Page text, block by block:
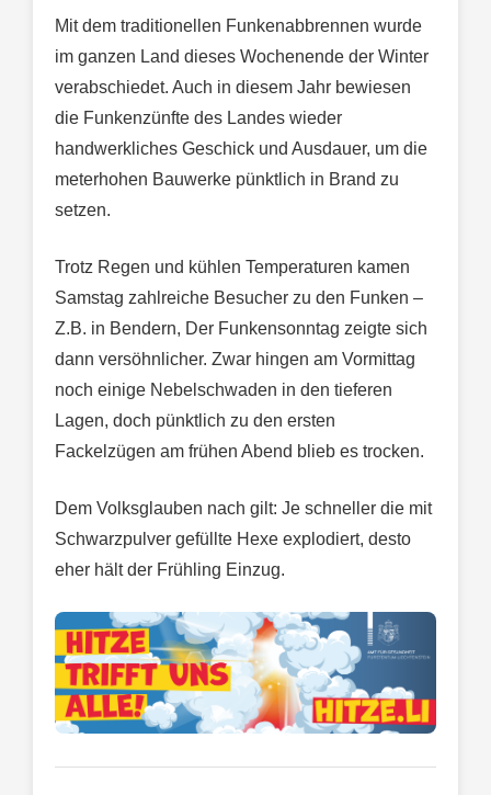
Mit dem traditionellen Funkenabbrennen wurde
im ganzen Land dieses Wochenende der Winter
verabschiedet. Auch in diesem Jahr bewiesen
die Funkenzünfte des Landes wieder
handwerkliches Geschick und Ausdauer, um die
meterhohen Bauwerke pünktlich in Brand zu
setzen.
Trotz Regen und kühlen Temperaturen kamen
Samstag zahlreiche Besucher zu den Funken –
Z.B. in Bendern, Der Funkensonntag zeigte sich
dann versöhnlicher. Zwar hingen am Vormittag
noch einige Nebelschwaden in den tieferen
Lagen, doch pünktlich zu den ersten
Fackelzügen am frühen Abend blieb es trocken.
Dem Volksglauben nach gilt: Je schneller die mit
Schwarzpulver gefüllte Hexe explodiert, desto
eher hält der Frühling Einzug.